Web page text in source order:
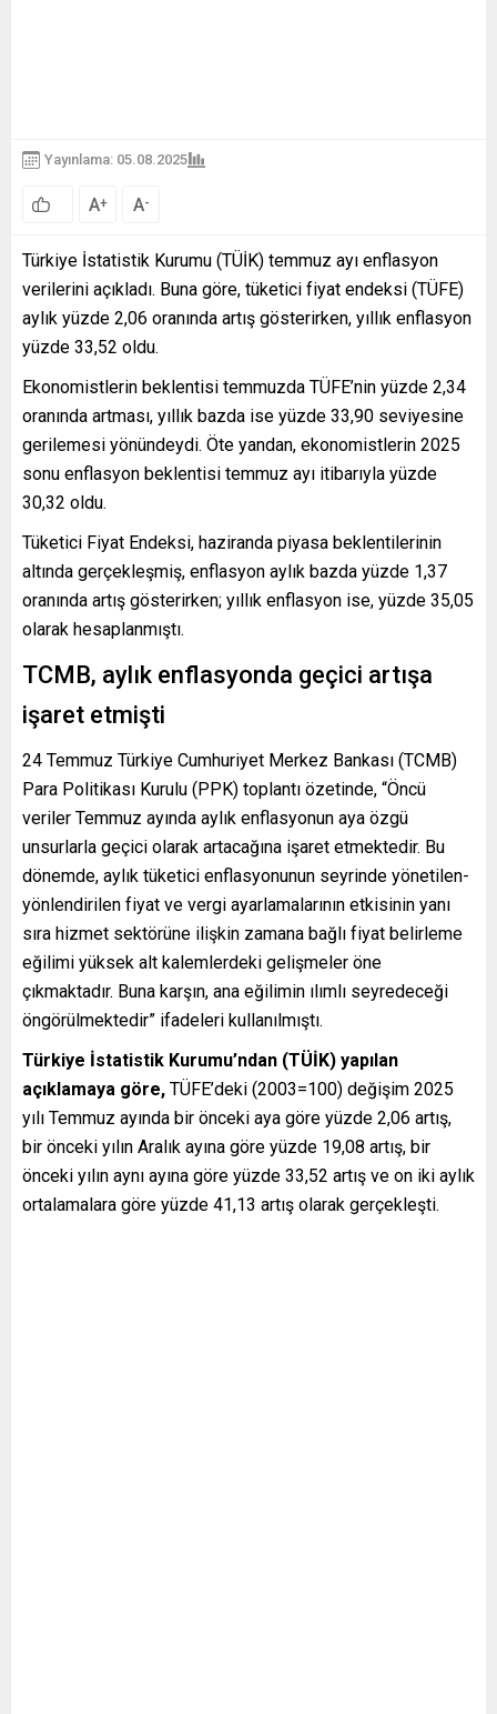
Yayınlama: 05.08.2025
A+ A-
Türkiye İstatistik Kurumu (TÜİK) temmuz ayı enflasyon
verilerini açıkladı. Buna göre, tüketici fiyat endeksi (TÜFE)
aylık yüzde 2,06 oranında artış gösterirken, yıllık enflasyon
yüzde 33,52 oldu.
Ekonomistlerin beklentisi temmuzda TÜFE’nin yüzde 2,34
oranında artması, yıllık bazda ise yüzde 33,90 seviyesine
gerilemesi yönündeydi. Öte yandan, ekonomistlerin 2025
sonu enflasyon beklentisi temmuz ayı itibarıyla yüzde
30,32 oldu.
Tüketici Fiyat Endeksi, haziranda piyasa beklentilerinin
altında gerçekleşmiş, enflasyon aylık bazda yüzde 1,37
oranında artış gösterirken; yıllık enflasyon ise, yüzde 35,05
olarak hesaplanmıştı.
TCMB, aylık enflasyonda geçici artışa
işaret etmişti
24 Temmuz Türkiye Cumhuriyet Merkez Bankası (TCMB)
Para Politikası Kurulu (PPK) toplantı özetinde, “Öncü
veriler Temmuz ayında aylık enflasyonun aya özgü
unsurlarla geçici olarak artacağına işaret etmektedir. Bu
dönemde, aylık tüketici enflasyonunun seyrinde yönetilen-
yönlendirilen fiyat ve vergi ayarlamalarının etkisinin yanı
sıra hizmet sektörüne ilişkin zamana bağlı fiyat belirleme
eğilimi yüksek alt kalemlerdeki gelişmeler öne
çıkmaktadır. Buna karşın, ana eğilimin ılımlı seyredeceği
öngörülmektedir” ifadeleri kullanılmıştı.
Türkiye İstatistik Kurumu’ndan (TÜİK) yapılan
açıklamaya göre, TÜFE’deki (2003=100) değişim 2025
yılı Temmuz ayında bir önceki aya göre yüzde 2,06 artış,
bir önceki yılın Aralık ayına göre yüzde 19,08 artış, bir
önceki yılın aynı ayına göre yüzde 33,52 artış ve on iki aylık
ortalamalara göre yüzde 41,13 artış olarak gerçekleşti.